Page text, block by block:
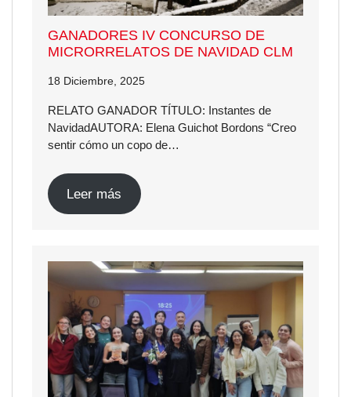
GANADORES IV CONCURSO DE
MICRORRELATOS DE NAVIDAD CLM
18 Diciembre, 2025
RELATO GANADOR TÍTULO: Instantes de
NavidadAUTORA: Elena Guichot Bordons “Creo
sentir cómo un copo de…
Leer más